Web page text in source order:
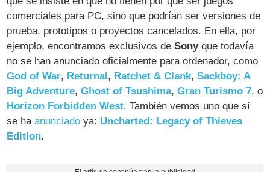
comerciales para PC, sino que podrían ser versiones de
prueba, prototipos o proyectos cancelados. En ella, por
ejemplo, encontramos exclusivos deSonyque todavía
no se han anunciado oficialmente para ordenador, como
God of War, Returnal, Ratchet & Clank,Sackboy: A
Big Adventure,Ghost of Tsushima,Gran Turismo 7, o
Horizon Forbidden West. También vemos uno que sí
se haanunciado ya: Uncharted: Legacy of Thieves
Edition.